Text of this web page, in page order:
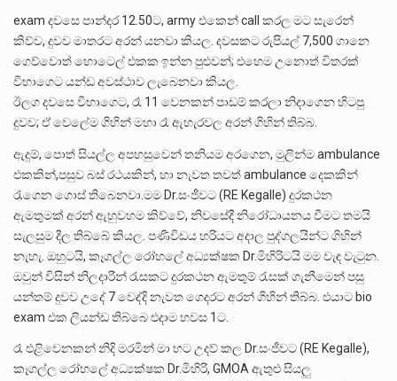
exam දවසෙ පාන්දර 12.50ට, army එකෙන් call කරල මට සැරෙන්
කිව්ව, දුවව මාතරට අරන් යනවා කියල. දවසකට රුපියල් 7,500 ගානෙ
ගෙව්වොත් හොටෙල් එකක ඉන්න පුළුවන්; එහෙම උනොත් විතරක්
විභාගෙට යන්ඩ අවස්ථාව ලැබෙනවා කියල.
ඊලග දවසෙ විභාගෙට, රෑ 11 වෙනකන් පාඩම් කරලා නිදාගෙන හිටපු
දුවව; ඒ වෙලේම ගිහින් මහා රෑ ඇහැරවල අරන් ගිහින් තිබ්බ.
ඇදුම්, පොත් සියල්ල අපහසුවෙන් තනියම අරගෙන, මුලින්ම ambulance
එකකින්,පසුව බස් රථයකින්, හා නැවත තවත් ambulance දෙකකින්
රැගෙන ගොස් තිබෙනවා.මම Dr.සංජීවට (RE Kegalle) දුරකථන
ඇමතුමක් අරන් ඇහුවහම කිව්වේ, නිවසේදී නිරෝධායනය වීමට තමයි
සැලසුම දීල තිබ්බේ කියල. පණිවිඩය හරියට අදාල පුද්ගලයින්ට ගිහින්
නැහැ. ඔහුටයි, කෑගල්ල රෝහලේ අධ්‍යක්ෂක Dr.මිහිරිටයි මම වැඳ වැටුන.
ඔවුන් විසින් නිලදාරීන් රැසකට දුරකථන ඇමතුම් රැසක් ගැනීමෙන් පසු
යන්තම් දුවව උදේ 7 වෙද්දි නැවත ගෙදරට අරන් ගිහින් තිබ්බ. එයාට bio
exam එක ලියන්ඩ තිබ්බෙ එදාම හවස 1ට.
රෑ එළිවෙනකන් නිදි මරමින් මා හට උදව් කල Dr.සංජීවට (RE Kegalle),
කෑගල්ල රෝහලේ අධ්‍යක්ෂක Dr.මිහිරි, GMOA ඇතුළු සියලු